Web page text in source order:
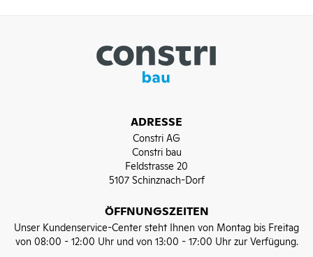
ADRESSE
Constri AG
Constri bau
Feldstrasse 20
5107 Schinznach-Dorf
ÖFFNUNGSZEITEN
Unser Kundenservice-Center steht Ihnen von Montag bis Freitag
von 08:00 - 12:00 Uhr und von 13:00 - 17:00 Uhr zur Verfügung.